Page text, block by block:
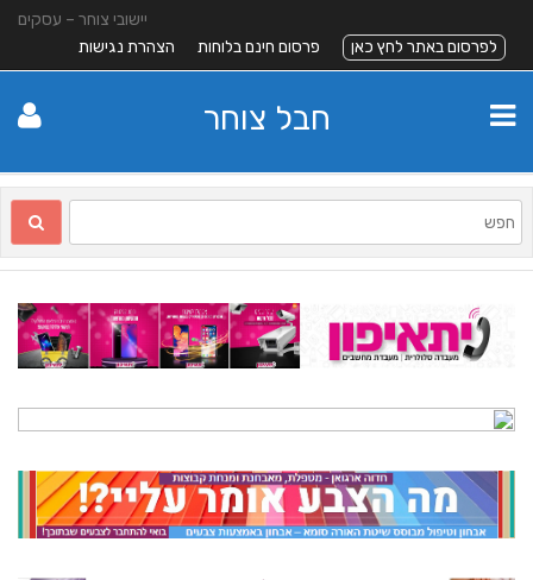
יישובי צוחר – עסקים
לפרסום באתר לחץ כאן
פרסום חינם בלוחות הצהרת נגישות
חבל צוחר